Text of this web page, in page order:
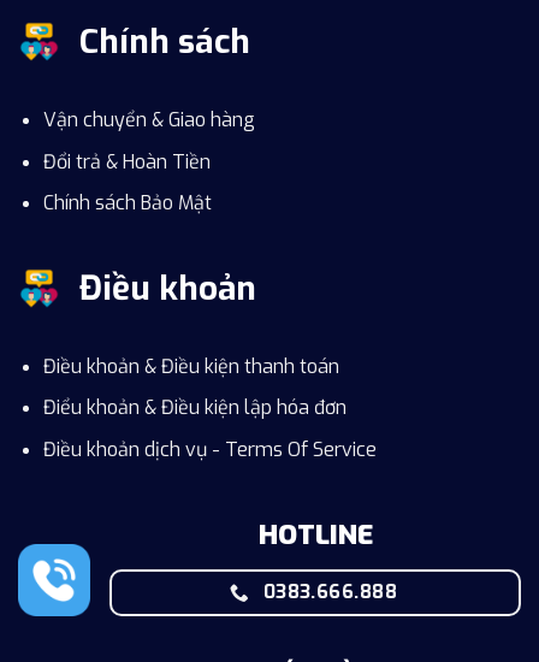
Chính sách
Vận chuyển & Giao hàng
Đổi trả & Hoàn Tiền
Chính sách Bảo Mật
Điều khoản
Điều khoản & Điều kiện thanh toán
Điểu khoản & Điều kiện lập hóa đơn
Điều khoản dịch vụ - Terms Of Service
HOTLINE
0383.666.888